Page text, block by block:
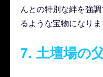
んとの特別な絆を強
るような宝物になりま
7. 土壇場の